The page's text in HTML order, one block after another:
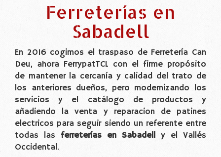
Ferreterías en
Sabadell
En 2016 cogimos el traspaso de Ferretería Can
Deu, ahora FerrypatTCL con el firme propósito
de mantener la cercanía y calidad del trato de
los anteriores dueños, pero modernizando los
servicios y el catálogo de productos y
añadiendo la venta y reparacion de patines
electricos para seguir siendo un referente entre
todas las ferreterías en Sabadell y el Vallés
Occidental.